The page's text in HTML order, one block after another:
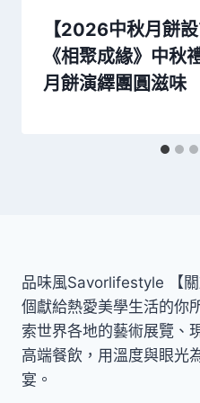
【2026中秋月餅
《相聚成緣》中秋
月餅演繹團圓滋味
品味風Savorlifestyle 【
個獻給熱愛美學生活的你
索世界各地的藝術展覽、
高端餐飲，用溫度與眼光
宴。